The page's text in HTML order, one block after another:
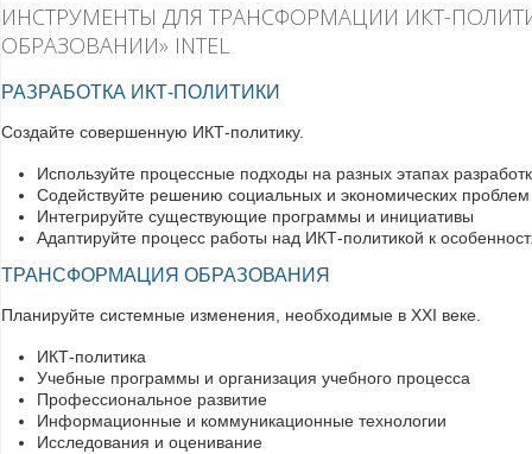
INTEL®
ИНСТРУМЕНТЫ ДЛЯ ТРАНСФОРМАЦИИ ИКТ-
ОБРАЗОВАНИИ» INTEL
РАЗРАБОТКА ИКТ-ПОЛИТИКИ
Создайте совершенную ИКТ-политику.
Используйте процессные подходы на разных этапах
Содействуйте решению социальных и экономических
Интегрируйте существующие программы и инициативы
Адаптируйте процесс работы над ИКТ-политикой к
ТРАНСФОРМАЦИЯ ОБРАЗОВАНИЯ
Планируйте системные изменения, необходимые в XXI веке.
ИКТ-политика
Учебные программы и организация учебного процесса
Профессиональное развитие
Информационные и коммуникационные технологии
Исследования и оценивание